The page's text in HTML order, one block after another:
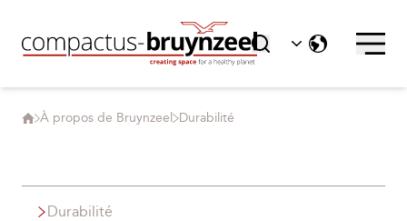
À propos de Bruynzeel Durabilité
Durabilité